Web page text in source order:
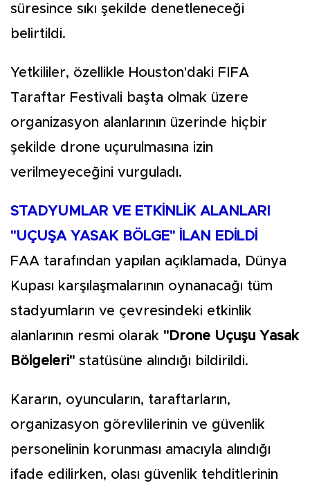
süresince sıkı şekilde denetleneceği
belirtildi.
Yetkililer, özellikle Houston'daki FIFA
Taraftar Festivali başta olmak üzere
organizasyon alanlarının üzerinde hiçbir
şekilde drone uçurulmasına izin
verilmeyeceğini vurguladı.
STADYUMLAR VE ETKİNLİK ALANLARI
"UÇUŞA YASAK BÖLGE" İLAN EDİLDİ
FAA tarafından yapılan açıklamada, Dünya
Kupası karşılaşmalarının oynanacağı tüm
stadyumların ve çevresindeki etkinlik
alanlarının resmi olarak "Drone Uçuşu Yasak
Bölgeleri" statüsüne alındığı bildirildi.
Kararın, oyuncuların, taraftarların,
organizasyon görevlilerinin ve güvenlik
personelinin korunması amacıyla alındığı
ifade edilirken, olası güvenlik tehditlerinin